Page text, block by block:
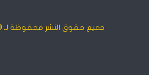
جميع حقوق النشر محفوظة لـ